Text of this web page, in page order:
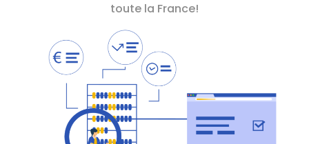
toute la France!